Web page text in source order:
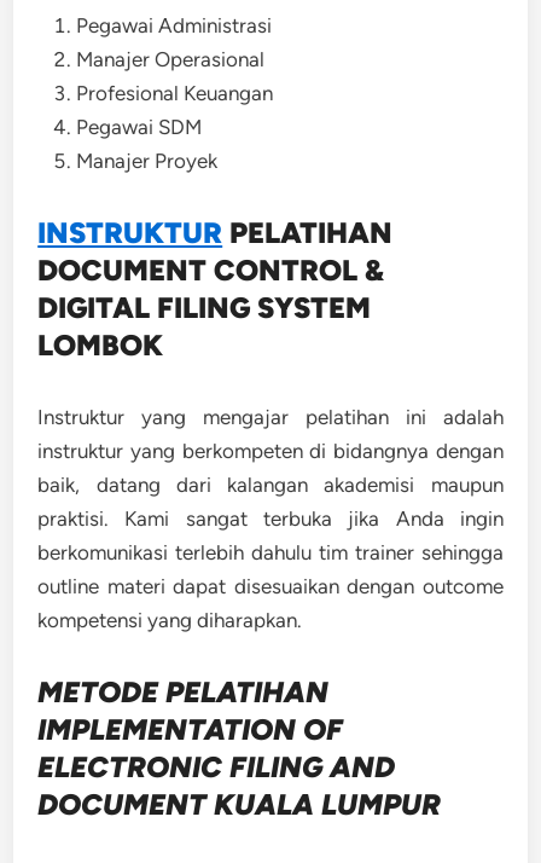
Pegawai Administrasi
Manajer Operasional
Profesional Keuangan
Pegawai SDM
Manajer Proyek
INSTRUKTUR PELATIHAN
DOCUMENT CONTROL &
DIGITAL FILING SYSTEM
LOMBOK
Instruktur yang mengajar pelatihan ini adalah
instruktur yang berkompeten di bidangnya dengan
baik, datang dari kalangan akademisi maupun
praktisi. Kami sangat terbuka jika Anda ingin
berkomunikasi terlebih dahulu tim trainer sehingga
outline materi dapat disesuaikan dengan outcome
kompetensi yang diharapkan.
METODEPELATIHAN
IMPLEMENTATION OF
ELECTRONIC FILING AND
DOCUMENT KUALA LUMPUR